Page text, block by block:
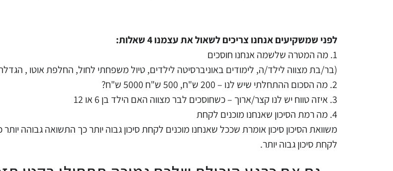
לפני שמשקיעים אנחנו צריכים לשאול את עצמנו 4 שאלות:
1. מה המטרה שלשמה אנחנו חוסכים
(בר/בת מצווה לילד/ה, לימודים באוניברסיטה לילדים, טיול משפחתי לחול, החלפת אוטו ,
2. מה הסכום ההתחלתי שיש לנו – 200 ש"ח, 500 ש"ח 5000 ש"ח?
3. איזה טווח יש לנו קצר/ארוך – כשחוסכים לבר מצווה האם הילד בן 6 או 12
4. מה רמת הסיכון שאנחנו מוכנים לקחת
משוואת הסיכון סיכון אומרת שככל שאנחנו מוכנים לקחת סיכון גבוה יותר כך התשואה גבוהה
לקחת סיכון גבוה יותר.